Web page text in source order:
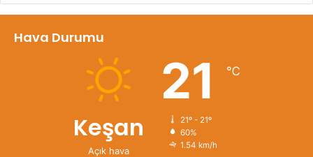
Hava Durumu
Keşan
Açık hava
21 ℃
21º - 21º
60%
1.54 km/h